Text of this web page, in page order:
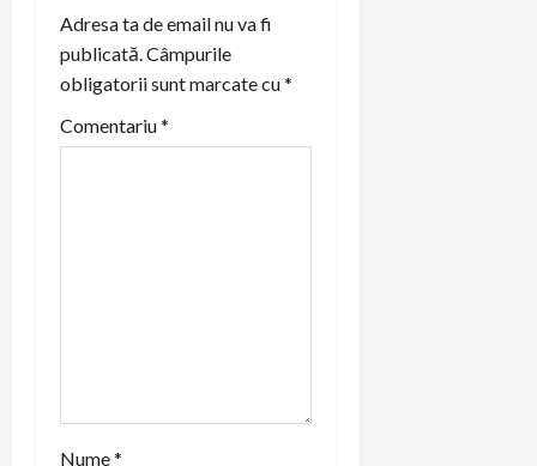
v
i
g
Adresa ta de email nu va fi
publicată. Câmpurile
obligatorii sunt marcate cu*
Comentariu*
Nume*